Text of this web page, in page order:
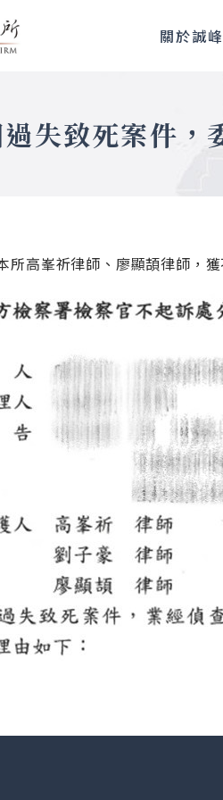
關於誠峰
失致死案件，
所高峯祈律師、廖顯頡律師，